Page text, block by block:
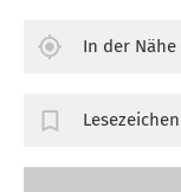
In der Nähe
Lesezeichen